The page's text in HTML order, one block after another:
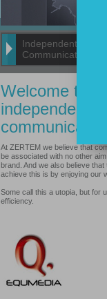
Independent
Communication
Welcome to
independent
communication.
At ZERTEM we believe that
be associated with no other
brand. And we also believe
achieve this is by enjoying our
Some call this a utopia, but for
efficiency.